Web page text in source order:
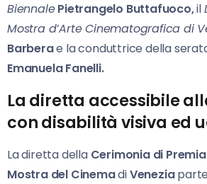
BiennalePietrangelo Buttafuoco,il
Mostra d’Arte Cinematografica di
Barberae la conduttrice della
Emanuela Fanelli.
La diretta accessibile
con disabilità visiva ed
La diretta della Cerimonia di
Mostra del CinemadiVenezia